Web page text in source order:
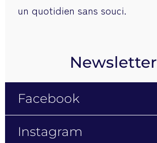
Newsletter
un quotidien sans souci.
Facebook
Instagram